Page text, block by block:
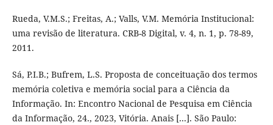
Rueda, V.M.S.; Freitas, A.; Valls, V.M. Memória Institucional:
uma revisão de literatura. CRB-8 Digital, v. 4, n. 1, p. 78-89,
2011.
Sá, P.I.B.; Bufrem, L.S. Proposta de conceituação dos termos
memória coletiva e memória social para a Ciência da
Informação. In: Encontro Nacional de Pesquisa em Ciência
da Informação, 24., 2023, Vitória. Anais [...]. São Paulo: